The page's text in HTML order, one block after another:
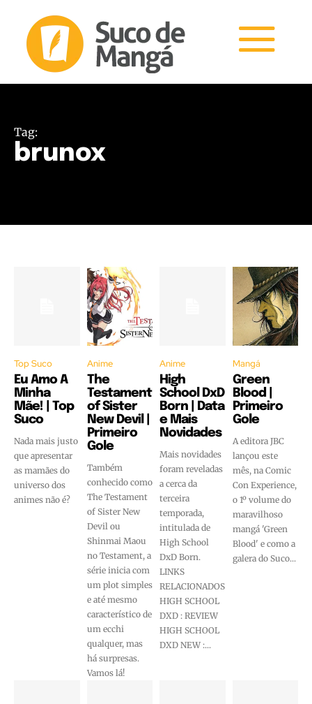
Tag:
brunox
Top Suco
Eu Amo A
Minha
Mãe! | Top
Suco
Nada mais justo
que apresentar
as mamães do
universo dos
animes não é?
Anime
The
Testament
of Sister
New Devil |
Primeiro
Gole
Também
conhecido como
The Testament
of Sister New
Devil ou
Shinmai Maou
no Testament, a
série inicia com
um plot simples
e até mesmo
característico de
um ecchi
qualquer, mas
há surpresas.
Vamos lá!
Anime
High
School DxD
Born | Data
e Mais
Novidades
Mais novidades
foram reveladas
a cerca da
terceira
temporada,
intitulada de
High School
DxD Born.
LINKS
RELACIONADOS
HIGH SCHOOL
DXD : REVIEW
HIGH SCHOOL
DXD NEW :...
Mangá
Green
Blood |
Primeiro
Gole
A editora JBC
lançou este
mês, na Comic
Con Experience,
o 1º volume do
maravilhoso
mangá 'Green
Blood' e como a
galera do Suco...